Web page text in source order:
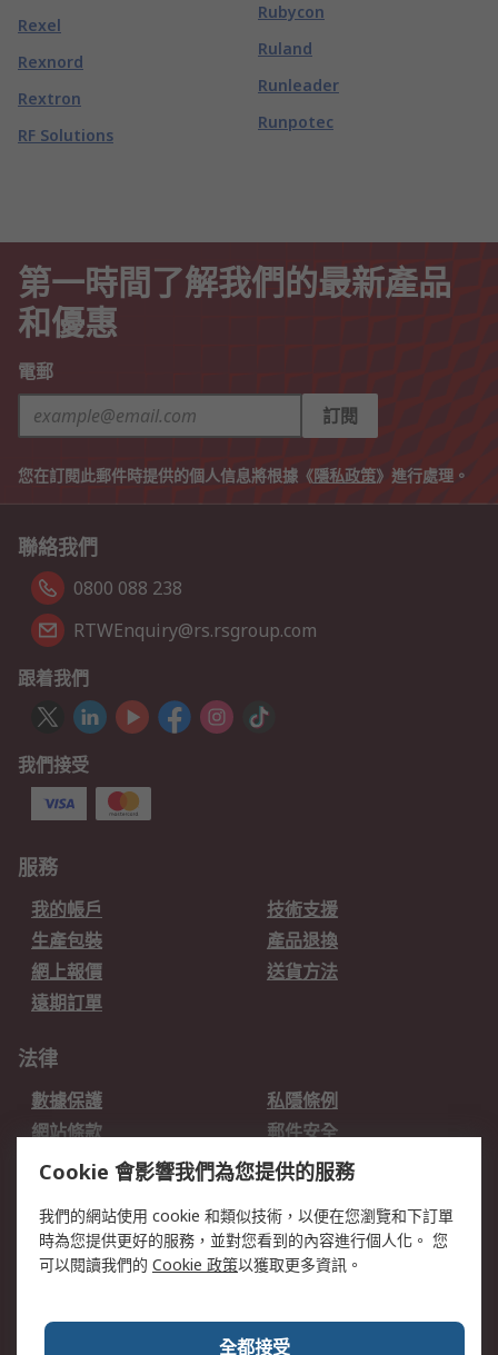
Rexel
Rexnord
Rextron
RF Solutions
Rubycon
Ruland
Runleader
Runpotec
第一時間了解我們的最新產品
和優惠
電郵
訂閱
您在訂閱此郵件時提供的個人信息將根據《隱私政策》進行處理。
聯絡我們
0800 088 238
RTWEnquiry@rs.rsgroup.com
跟着我們
我們接受
服務
我的帳戶
技術支援
生產包裝
產品退換
網上報價
送貨方法
遠期訂單
法律
數據保護
私隱條例
網站條款
郵件安全
销售条款和条件
關於RS
RS的歷史
關於RS
加入我們
新聞中心
Cookie 會影響我們為您提供的服務
我們的網站使用 cookie 和類似技術，以便在您瀏覽和下訂單
時為您提供更好的服務，並對您看到的內容進行個人化。 您
可以閱讀我們的 Cookie 政策以獲取更多資訊。
全都接受